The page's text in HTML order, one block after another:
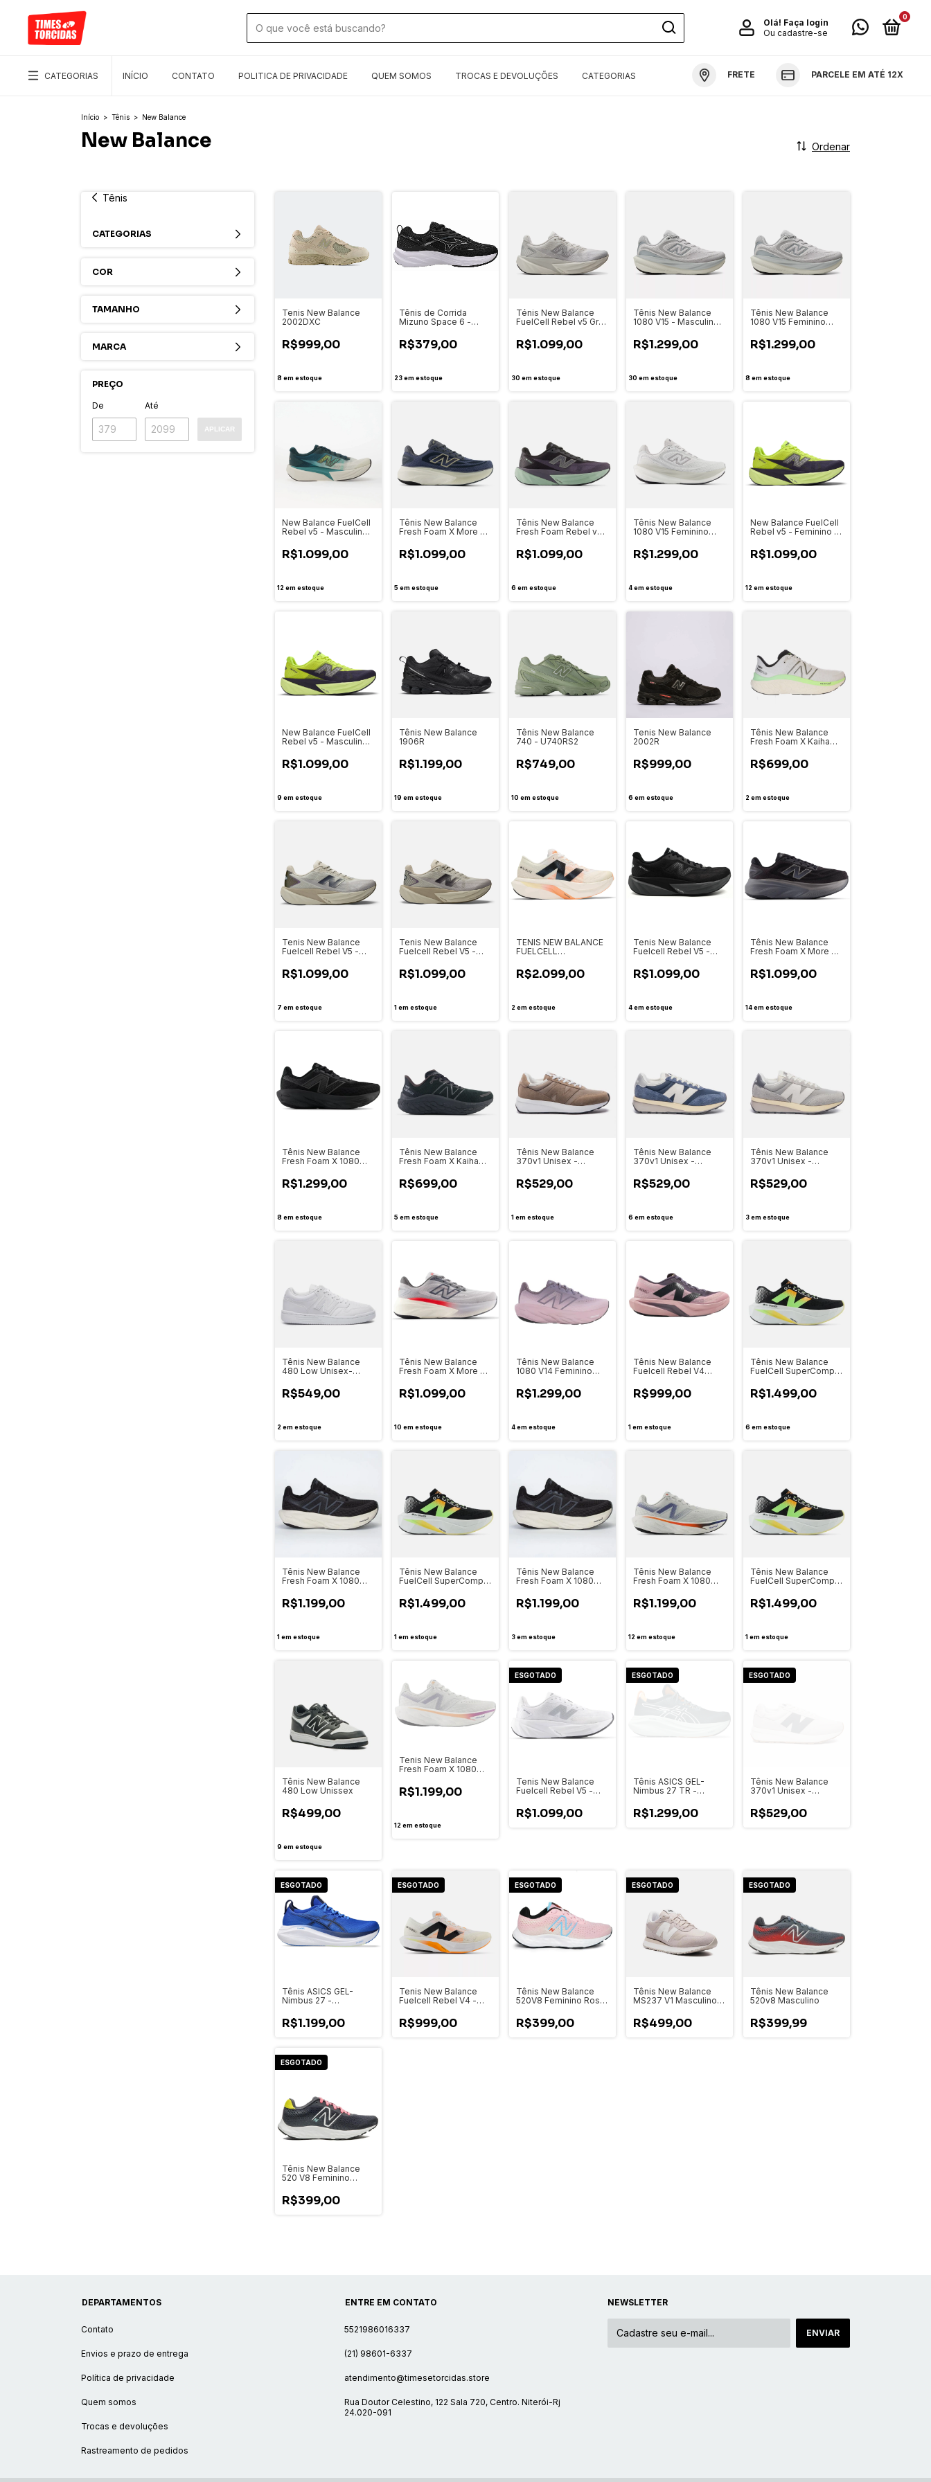
Olá! Faça login
Ou cadastre-se
0
CATEGORIAS INÍCIO CONTATO POLITICA DE PRIVACIDADE QUEM SOMOS TROCAS E DEVOLUÇÕES CATEGORIAS FRETE PARCELE EM ATÉ 12X
Início > Tênis > New Balance
New Balance Ordenar
Tênis
CATEGORIAS
COR
TAMANHO
MARCA
PREÇO
De Até
APLICAR
Tenis New Balance
2002DXC
R$999,00
8 em estoque
Tênis de Corrida
Mizuno Space 6 -
Preto/Branco
R$379,00
23em estoque
Ténis New Balance
FuelCell Rebel v5 Grey
R$1.099,00
30 em estoque
Tênis New Balance
1080 V15 - Masculino -
R$1.299,00
30 em estoque
Tênis New Balance
1080 V15 Feminino
R$1.299,00
8 em estoque
New Balance FuelCell
Rebel v5 - Masculino -
R$1.099,00
12 em estoque
Tênis New Balance
Fresh Foam X More V6
MMOR772
R$1.099,00
5 em estoque
Tênis New Balance
Fresh Foam Rebel v5 -
R$1.099,00
6 em estoque
Tênis New Balance
1080 V15 Feminino
R$1.299,00
4em estoque
New Balance FuelCell
Rebel v5 - Feminino -
R$1.099,00
12 em estoque
New Balance FuelCell
Rebel v5 - Masculino -
R$1.099,00
9 em estoque
Tênis New Balance
1906R
R$1.199,00
19 em estoque
Tênis New Balance
740 - U740RS2
R$749,00
10 em estoque
Tenis New Balance
2002R
R$999,00
6 em estoque
Tênis New Balance
Fresh Foam X Kaiha
1317224B
R$699,00
2 em estoque
Tenis New Balance
Fuelcell Rebel V5 -
R$1.099,00
7 em estoque
Tenis New Balance
Fuelcell Rebel V5 -
R$1.099,00
1 em estoque
TENIS NEW BALANCE
FUELCELL
- WRCELCW4
R$2.099,00
2 em estoque
Tenis New Balance
Fuelcell Rebel V5 -
MFCXLC5PRT
R$1.099,00
4em estoque
Tênis New Balance
Fresh Foam X More V6
MMORLC6
R$1.099,00
14em estoque
Tênis New Balance
Fresh Foam X 1080
M1080k14
R$1.299,00
8 em estoque
Tênis New Balance
Fresh Foam X Kaiha
1169672P
R$699,00
5 em estoque
Tênis New Balance
370v1 Unisex -
R$529,00
1 em estoque
Tênis New Balance
370v1 Unisex -
R$529,00
6 em estoque
Tênis New Balance
370v1 Unisex -
R$529,00
3em estoque
Tênis New Balance
480 Low Unisex-
R$549,00
2 em estoque
Tênis New Balance
Fresh Foam X More V6
MMORLC6
R$1.099,00
10 em estoque
Tênis New Balance
1080 V14 Feminino
R$1.299,00
4em estoque
Tênis New Balance
Fuelcell Rebel V4
R$999,00
1 em estoque
Tênis New Balance
FuelCell SuperComp
WRCXLH4
R$1.499,00
6 em estoque
Tênis New Balance
Fresh Foam X 1080
R$1.199,00
1 em estoque
Tênis New Balance
FuelCell SuperComp
MRCXLB4
R$1.499,00
1 em estoque
Tênis New Balance
Fresh Foam X 1080
Masculino
R$1.199,00
3em estoque
Tênis New Balance
Fresh Foam X 1080
Masc
R$1.199,00
12 em estoque
Tênis New Balance
FuelCell SuperComp
MRCXLB4
R$1.499,00
1 em estoque
Tênis New Balance
480 Low Unissex
R$499,00
9 em estoque
Tenis New Balance
Fresh Foam X 1080
R$1.199,00
12 em estoque
ESGOTADO
Tenis New Balance
Fuelcell Rebel V5 -
WFCXLM5BRC
R$1.099,00
ESGOTADO
Tênis ASICS GEL-
Nimbus 27 TR -
300
R$1.299,00
ESGOTADO
Tênis New Balance
370v1 Unisex -
R$529,00
ESGOTADO
Tênis ASICS GEL-
Nimbus 27 -
11011B958-401
R$1.199,00
ESGOTADO
Tenis New Balance
Fuelcell Rebel V4 -
R$999,00
ESGOTADO
Tênis New Balance
520V8 Feminino Rosa
R$399,00
ESGOTADO
Tênis New Balance
MS237 V1 Masculino
R$499,00
ESGOTADO
Tênis New Balance
520v8 Masculino
R$399,99
ESGOTADO
Tênis New Balance
520 V8 Feminino
R$399,00
DEPARTAMENTOS
Contato
Envios e prazo de entrega
Política de privacidade
Quem somos
Trocas e devoluções
Rastreamento de pedidos
ENTRE EM CONTATO
5521986016337
(21) 98601-6337
atendimento@timesetorcidas.store
Rua Doutor Celestino, 122 Sala 720, Centro. Niterói-Rj
24.020-091
NEWSLETTER